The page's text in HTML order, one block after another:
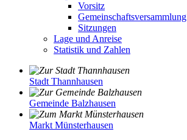
Vorsitz
Gemeinschaftsversammlung
Sitzungen
Lage und Anreise
Statistik und Zahlen
Stadt Thannhausen
Gemeinde Balzhausen
Markt Münsterhausen